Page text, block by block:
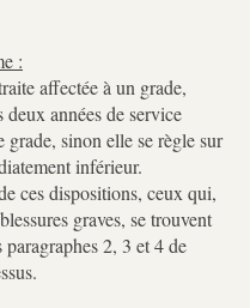
:
affectée à un grade,
deux années de service
grade, sinon elle se règle sur
inférieur.
ces dispositions, ceux qui,
graves, se trouvent
paragraphes 2, 3 et 4 de